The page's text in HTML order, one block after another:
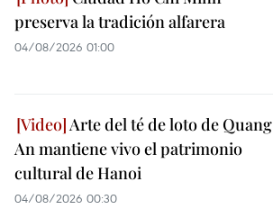
preserva la tradición alfarera
04/08/2026 01:00
Arte del té de loto de Quang
An mantiene vivo el patrimonio
cultural de Hanoi
04/08/2026 00:30